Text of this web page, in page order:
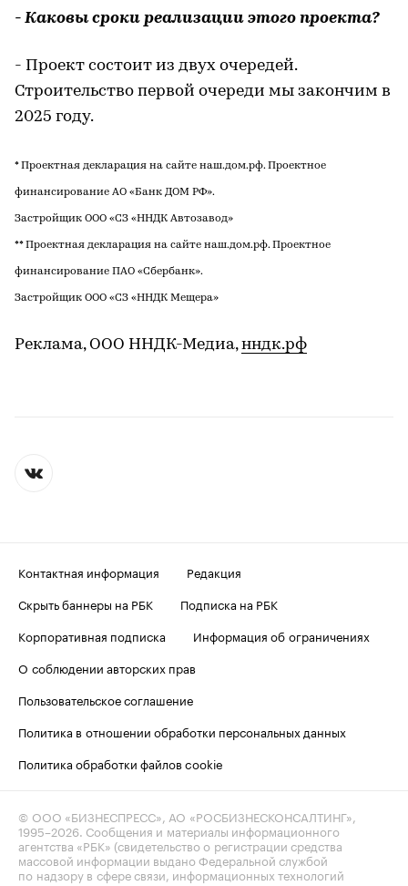
- Каковы сроки реализации этого проекта?
- Проект состоит из двух очередей.
Строительство первой очереди мы закончим в
2025 году.
* Проектная декларация на сайте наш.дом.рф. Проектное
финансирование АО «Банк ДОМ РФ».
Застройщик ООО «СЗ «ННДК Автозавод»
** Проектная декларация на сайте наш.дом.рф. Проектное
финансирование ПАО «Сбербанк».
Застройщик ООО «СЗ «ННДК Мещера»
Реклама, ООО ННДК-Медиа,нндк.рф
Контактная информация
Редакция
Скрыть баннеры на РБК
Подписка на РБК
Корпоративная подписка
Информация об ограничениях
О соблюдении авторских прав
Пользовательское соглашение
Политика в отношении обработки персональных данных
Политика обработки файлов cookie
© ООО «БИЗНЕСПРЕСС», АО «РОСБИЗНЕСКОНСАЛТИНГ»,
1995–2026 . Сообщения и материалы информационного
агентства «РБК» (свидетельство о регистрации средства
массовой информации выдано Федеральной службой
по надзору в сфере связи, информационных технологий